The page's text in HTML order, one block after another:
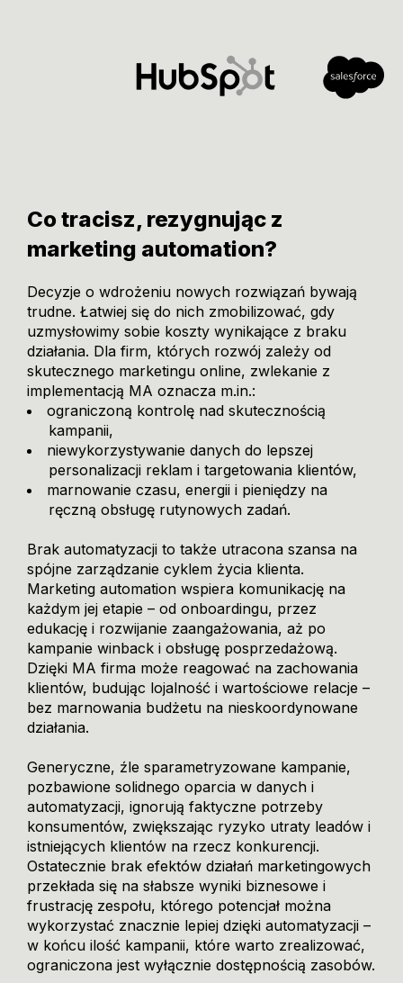
Co tracisz, rezygnując z
marketing automation?
Decyzje o wdrożeniu nowych rozwiązań bywają
trudne. Łatwiej się do nich zmobilizować, gdy
uzmysłowimy sobie koszty wynikające z braku
działania. Dla firm, których rozwój zależy od
skutecznego marketingu online, zwlekanie z
implementacją MA oznacza m.in.:
ograniczoną kontrolę nad skutecznością
kampanii,
niewykorzystywanie danych do lepszej
personalizacji reklam i targetowania klientów,
marnowanie czasu, energii i pieniędzy na
ręczną obsługę rutynowych zadań.
Brak automatyzacji to także utracona szansa na
spójne zarządzanie cyklem życia klienta.
Marketing automation wspiera komunikację na
każdym jej etapie – od onboardingu, przez
edukację i rozwijanie zaangażowania, aż po
kampanie winback i obsługę posprzedażową.
Dzięki MA firma może reagować na zachowania
klientów, budując lojalność i wartościowe relacje –
bez marnowania budżetu na nieskoordynowane
działania.
Generyczne, źle sparametryzowane kampanie,
pozbawione solidnego oparcia w danych i
automatyzacji, ignorują faktyczne potrzeby
konsumentów, zwiększając ryzyko utraty leadów i
istniejących klientów na rzecz konkurencji.
Ostatecznie brak efektów działań marketingowych
przekłada się na słabsze wyniki biznesowe i
frustrację zespołu, którego potencjał można
wykorzystać znacznie lepiej dzięki automatyzacji –
w końcu ilość kampanii, które warto zrealizować,
ograniczona jest wyłącznie dostępnością zasobów.